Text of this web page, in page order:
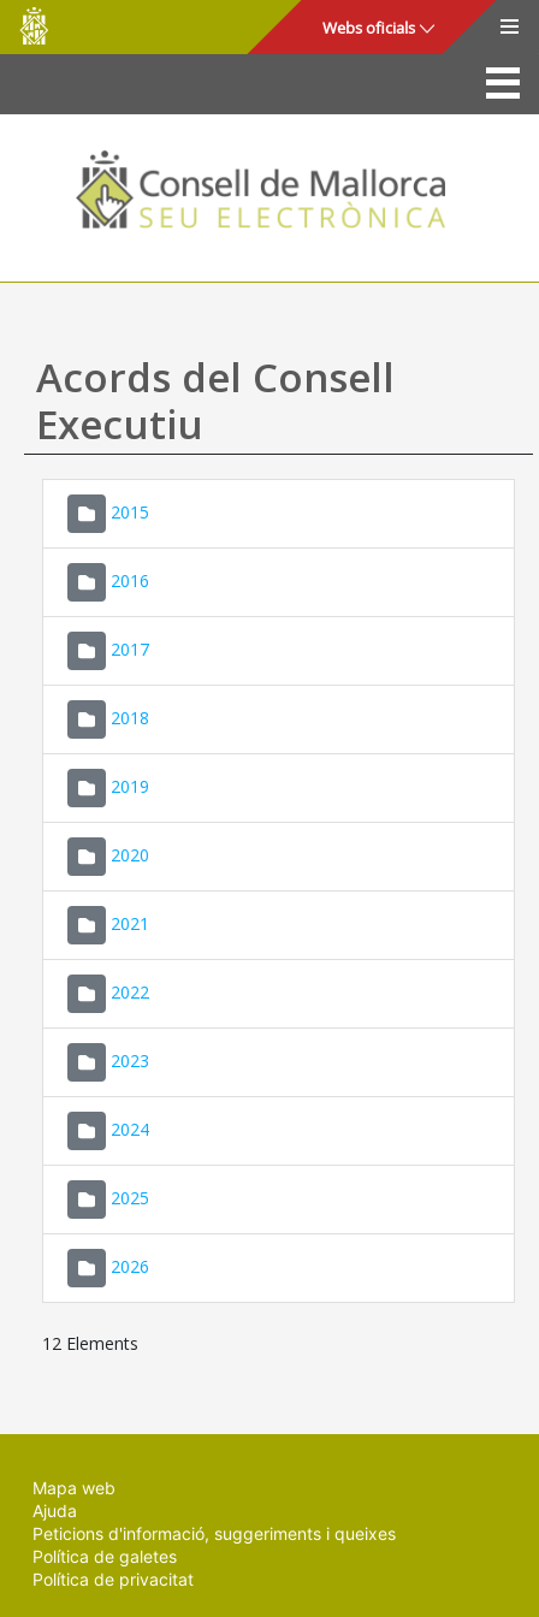
Salta al contingut principal
Consell
de
Mallorca
Webs oficials
La Seu
Consell de Mallorca
Accés i seguretat
Utilitats
Ajuda
Acords del Consell
Executiu
2015
2016
2017
2018
2019
2020
2021
2022
2023
2024
2025
2026
12 Elements
Mapa web
Ajuda
Peticions d'informació, suggeriments i queixes
Política de galetes
Política de privacitat